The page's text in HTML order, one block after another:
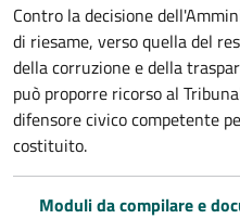
Contro la decisione
di riesame, verso quella del
della corruzione e della
può proporre ricorso al
difensore civico competente
costituito.
Moduli da compilare e